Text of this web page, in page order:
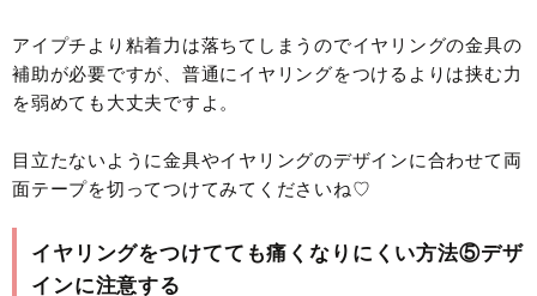
アイプチより粘着力は落ちてしまうのでイヤリングの金具の
補助が必要ですが、普通にイヤリングをつけるよりは挟む力
を弱めても大丈夫ですよ。
目立たないように金具やイヤリングのデザインに合わせて両
面テープを切ってつけてみてくださいね♡
イヤリングをつけてても痛くなりにくい方法⑤デザ
インに注意する